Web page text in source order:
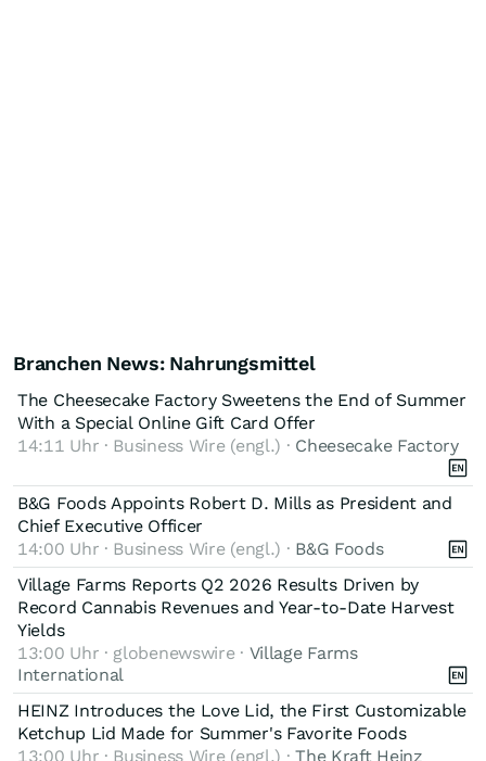
Branchen News: Nahrungsmittel
The Cheesecake Factory Sweetens the End of Summer
With a Special Online Gift Card Offer
14:11 Uhr · Business Wire (engl.) · Cheesecake Factory
B&G Foods Appoints Robert D. Mills as President and
Chief Executive Officer
14:00 Uhr · Business Wire (engl.) · B&G Foods
Village Farms Reports Q2 2026 Results Driven by
Record Cannabis Revenues and Year-to-Date Harvest
Yields
13:00 Uhr · globenewswire · Village Farms
International
HEINZ Introduces the Love Lid, the First Customizable
Ketchup Lid Made for Summer's Favorite Foods
13:00 Uhr · Business Wire (engl.) ·The Kraft Heinz